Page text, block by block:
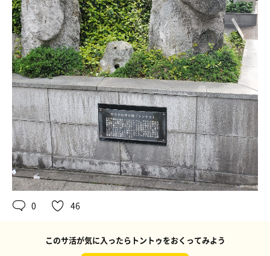
0 46
このサ活が気に入ったらトントゥをおくってみよう